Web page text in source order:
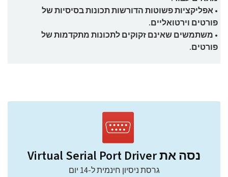
• אפליקציות פשוטות הדורשות תכונות בסיסיות של
פורטים וירטואליים.
• משתמשים שאינם זקוקים לתכונות מתקדמות של
פורטים.
נסה את Virtual Serial Port Driver
גרסת ניסיון חינמית ל-14 יום